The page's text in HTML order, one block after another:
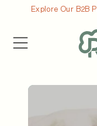
Explore Our B2B